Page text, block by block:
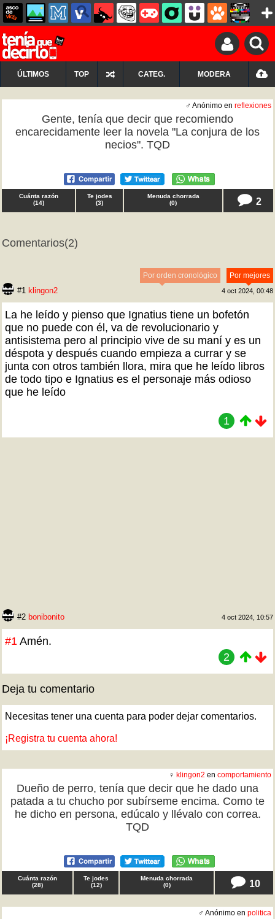
ÚLTIMOS TOP CATEG. MODERA
♂ Anónimo en reflexiones
Gente, tenía que decir que recomiendo
encarecidamente leer la novela "La conjura de los
necios". TQD
Cuánta razón
(14)
Te jodes
(3)
Menuda chorrada
(0) 2
Comentarios(2)
Por mejores
Por orden cronológico
#1 klingon2 4 oct 2024, 00:48
La he leído y pienso que Ignatius tiene un bofetón
que no puede con él, va de revolucionario y
antisistema pero al principio vive de su maní y es un
déspota y después cuando empieza a currar y se
junta con otros también llora, mira que he leído libros
de todo tipo e Ignatius es el personaje más odioso
que he leído
1
#2 bonibonito 4 oct 2024, 10:57
#1 Amén.
2
Deja tu comentario
Necesitas tener una cuenta para poder dejar comentarios.
¡Registra tu cuenta ahora!
♀ klingon2 en comportamiento
Dueño de perro, tenía que decir que he dado una
patada a tu chucho por subírseme encima. Como te
he dicho en persona, edúcalo y llévalo con correa.
TQD
Cuánta razón
(28)
Te jodes
(12)
Menuda chorrada
(0) 10
♂ Anónimo en politica